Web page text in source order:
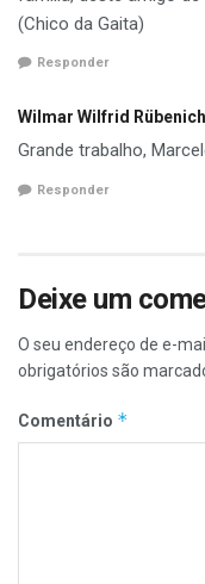
(Chico da Gaita)
Responder
Wilmar Wilfrid Rübenich
Grande trabalho,
Responder
Deixe um
O seu endereço de e-
obrigatórios são
Comentário *